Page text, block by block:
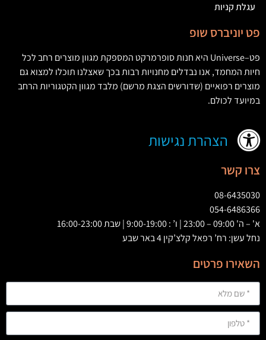
עגלת קניות
פט יוניברס שופ
פט–
Universe היא חנות סופרמרקט המספקת מגוון מוצרים רחב לכל
חיות המחמד,אנו נבדלים מחנויות רבות בכך שאצלנו תוכלו למצוא גם
מוצרים רפואיים (שדורשים הצגת מרשם) מלבד מגוון הקטגוריות הרחב
במיועד לכולם.
הצהרת נגישות
צרו קשר
08-6435030
054-6486366
א' – ה' 09:00 – 23:00 | ו’ : 9:00-19:00 | שבת 16:00-23:00
נחל עשן: רח’ רפאל קלצ’קין 4 באר שבע
השאירו פרטים